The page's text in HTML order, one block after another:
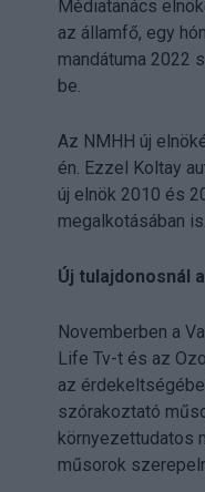
Médiatanács
az államfő, egy
mandátuma 2022
be.
Az NMHH új
én. Ezzel Koltay
új elnök 2010 és
megalkotásában is.
Új tulajdonosnál
Novemberben a
Life Tv-t és az
az
szórakoztató
környezettudatos
műsorok